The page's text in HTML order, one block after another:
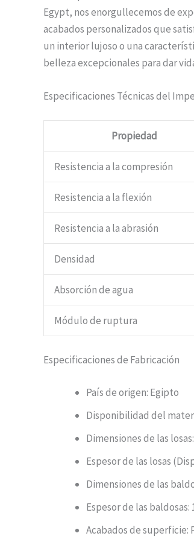
Egypt, nos enorgullecemos de
acabados personalizados que
un interior lujoso o una
belleza excepcionales para dar
Especificaciones Técnicas del
Propiedad
Resistencia a la compresión
Resistencia a la flexión
Resistencia a la abrasión
Densidad
Absorción de agua
Módulo de ruptura
Especificaciones de Fabricación
País de origen: Egipto
Disponibilidad del
Dimensiones de las
Espesor de las losas
Dimensiones de las
Espesor de las baldosas:
Acabados de